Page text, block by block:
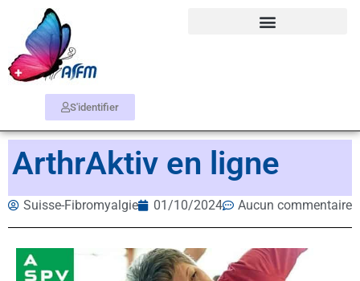
S'identifier
ArthrAktiv en ligne
Suisse-Fibromyalgie 01/10/2024 Aucun commentaire